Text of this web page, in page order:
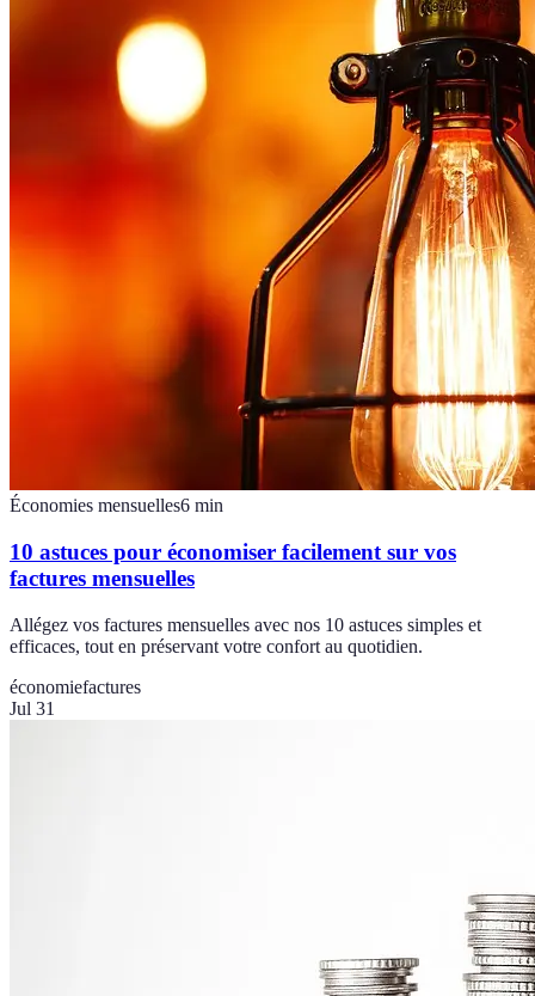
Économies mensuelles6 min
10 astuces pour économiser facilement sur vos
factures mensuelles
Allégez vos factures mensuelles avec nos 10 astuces simples et
efficaces, tout en préservant votre confort au quotidien.
économiefactures
Jul 31